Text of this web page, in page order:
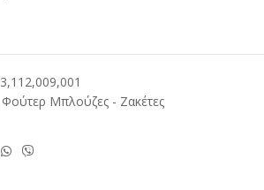
3,112,009,001
Φούτερ Μπλούζες - Ζακέτες